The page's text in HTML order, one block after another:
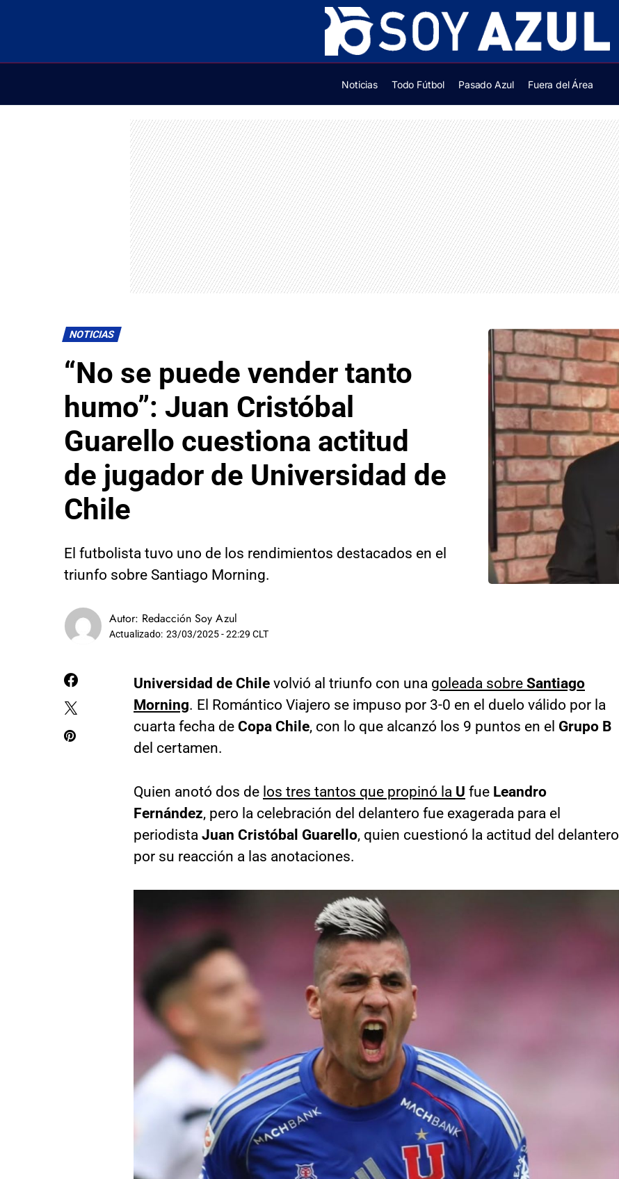
Noticias Todo Fútbol Pasado Azul Fuera del Área
NOTICIAS
“No se puede vender tanto
humo”: Juan Cristóbal
Guarello cuestiona actitud
de jugador de Universidad de
Chile
El futbolista tuvo uno de los rendimientos destacados en el
triunfo sobre Santiago Morning.
Autor: Redacción Soy Azul
Actualizado: 23/03/2025 - 22:29 CLT
Universidad de Chile volvió al triunfo con una goleada sobre Santiago
Morning. El Romántico Viajero se impuso por 3-0 en el duelo válido por la
cuarta fecha de Copa Chile, con lo que alcanzó los 9 puntos en el Grupo B
del certamen.
Quien anotó dos de los tres tantos que propinó la U fue Leandro
Fernández, pero la celebración del delantero fue exagerada para el
periodista Juan Cristóbal Guarello, quien cuestionó la actitud del delantero
por su reacción a las anotaciones.